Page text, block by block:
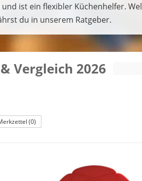
ist ein flexibler Küchenhelfer.
du in unserem Ratgeber.
Vergleich 2026
(0)